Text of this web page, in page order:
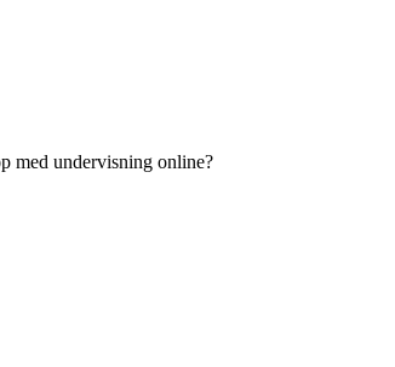
med undervisning online?